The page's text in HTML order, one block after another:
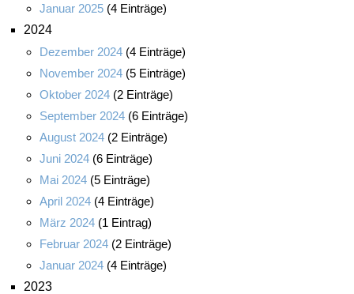
Januar 2025 (4 Einträge)
2024
Dezember 2024 (4 Einträge)
November 2024 (5 Einträge)
Oktober 2024 (2 Einträge)
September 2024 (6 Einträge)
August 2024 (2 Einträge)
Juni 2024 (6 Einträge)
Mai 2024 (5 Einträge)
April 2024 (4 Einträge)
März 2024 (1 Eintrag)
Februar 2024 (2 Einträge)
Januar 2024 (4 Einträge)
2023